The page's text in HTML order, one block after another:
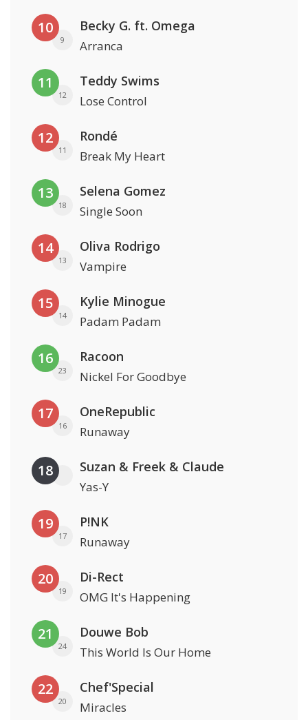
10
9
Becky G. ft. Omega
Arranca
11
12
Teddy Swims
Lose Control
12
11
Rondé
Break My Heart
13
18
Selena Gomez
Single Soon
14
13
Oliva Rodrigo
Vampire
15
14
Kylie Minogue
Padam Padam
16
23
Racoon
Nickel For Goodbye
17
16
OneRepublic
Runaway
18 Suzan & Freek & Claude
Yas-Y
19
17
P!NK
Runaway
20
19
Di-Rect
OMG It's Happening
21
24
Douwe Bob
This World Is Our Home
22
20
Chef'Special
Miracles